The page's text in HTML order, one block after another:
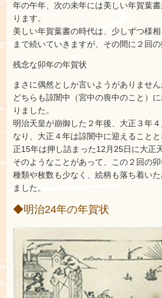
年の午年、次の未年には美しい年賀葉
ります。
美しい年賀葉書の時代は、少しずつ様
まで続いていきますが、その間に２回の
残念な卯年の年賀状
まさに偶然としか言いようがありませ
どちらも諒闇中（宮中の喪中のこと）
りました。
明治天皇が崩御した２年後、大正３年
なり、大正４年は諒闇中に迎えること
正15年は押し詰まった12月25日に大正
そのようなことがあって、この２回の
種類や枚数も少なく、絵柄も落ち着い
ました。
◆明治24年の年賀状